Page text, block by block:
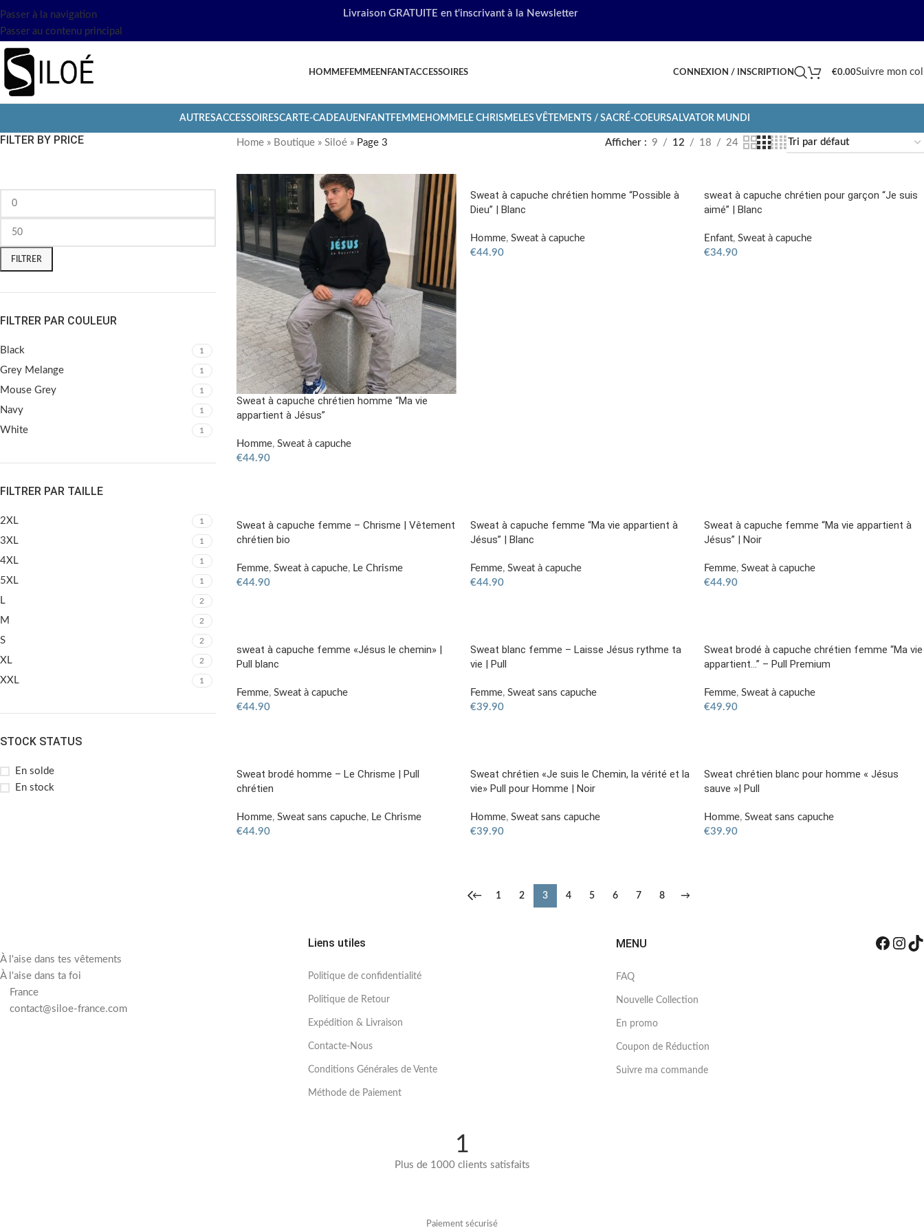
Passer à la navigation
Passer au contenu principal
Livraison GRATUITE en t'inscrivant à la Newsletter
HOMMEFEMMEENFANTACCESSOIRES CONNEXION / INSCRIPTION €0.00Suivre mon
AUTRESACCESSOIRESCARTE-CADEAUENFANTFEMMEHOMMELE CHRISMELES VÊTEMENTS / SACRÉ-COEURSALVATOR MUNDI
FILTER BY PRICE
FILTRER
FILTRER PAR COULEUR
Black 1
Grey Melange 1
Mouse Grey 1
Navy 1
White 1
FILTRER PAR TAILLE
2XL 1
3XL 1
4XL 1
5XL 1
L 2
M 2
S 2
XL 2
XXL 1
STOCK STATUS
En solde
En stock
Home » Boutique » Siloé »Page 3 Afficher 9 12 18 24
Sweat à capuche chrétien homme “Ma vie
appartient à Jésus”
Homme, Sweat à capuche
€44.90
Sweat à capuche chrétien homme “Possible à
Dieu” | Blanc
Homme, Sweat à capuche
€44.90
sweat à capuche chrétien pour garçon “Je suis
aimé” | Blanc
Enfant, Sweat à capuche
€34.90
Sweat à capuche femme – Chrisme | Vêtement
chrétien bio
Femme, Sweat à capuche, Le Chrisme
€44.90
Sweat à capuche femme “Ma vie appartient à
Jésus” | Blanc
Femme, Sweat à capuche
€44.90
Sweat à capuche femme “Ma vie appartient à
Jésus” | Noir
Femme, Sweat à capuche
€44.90
sweat à capuche femme «Jésus le chemin» |
Pull blanc
Femme, Sweat à capuche
€44.90
Sweat blanc femme – Laisse Jésus rythme ta
vie | Pull
Femme, Sweat sans capuche
€39.90
Sweat brodé à capuche chrétien femme “Ma vie
appartient…” – Pull Premium
Femme, Sweat à capuche
€49.90
Sweat brodé homme – Le Chrisme | Pull
chrétien
Homme, Sweat sans capuche, Le Chrisme
€44.90
Sweat chrétien «Je suis le Chemin, la vérité et la
vie» Pull pour Homme | Noir
Homme, Sweat sans capuche
€39.90
Sweat chrétien blanc pour homme « Jésus
sauve »| Pull
Homme, Sweat sans capuche
€39.90
← 1 2 3 4 5 6 7 8 →
À l'aise dans tes vêtements
À l'aise dans ta foi
France
contact@siloe-france.com
Liens utiles
Politique de confidentialité
Politique de Retour
Expédition & Livraison
Contacte-Nous
Conditions Générales de Vente
Méthode de Paiement
MENU
FAQ
Nouvelle Collection
En promo
Coupon de Réduction
Suivre ma commande
1
Plus de 1000 clients satisfaits
Paiement sécurisé